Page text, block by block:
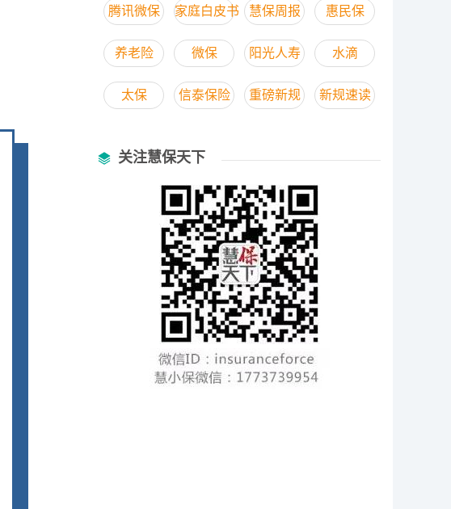
腾讯微保 家庭白皮书 慧保周报 惠民保
养老险 微保 阳光人寿 水滴
太保 信泰保险 重磅新规 新规速读
关注慧保天下